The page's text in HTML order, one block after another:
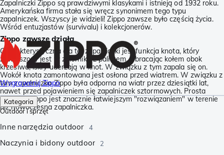
Zapalniczki Zippo są prawdziwymi klasykami i istnieją od 1932 roku.
Amerykańska firma stała się wręcz synonimem tego typu
zapalniczek. Wszyscy je widzieli! Zippo zawsze było częścią życia.
Wśród entuzjastów (survivalu) i kolekcjonerów.
Zippo zawsze działa
Charakterystyczna dla tej zapalniczki jest funkcja knota, który
zawieszony jest w zbiorniku z paliwem. Obracając kołem obok
krzesiwa, iskry uderzają w knot. W związku z tym zapala się on.
Wokół knota zamontowana jest osłona przed wiatrem. W związku z
tym zapalniczka Zippo była odporna na wiatr przez dziesiątki lat,
nawet przed pojawieniem się zapalniczek sztormowych. Prosta
technika Zippo jest znacznie łatwiejszym "rozwiązaniem" w terenie
niż nowoczesna zapalniczka.
Wygraweruj Zippo
Kategoria
Outdoor i sprzęt
Inne narzędzia outdoor 4
Naczynia i bidony outdoor 2